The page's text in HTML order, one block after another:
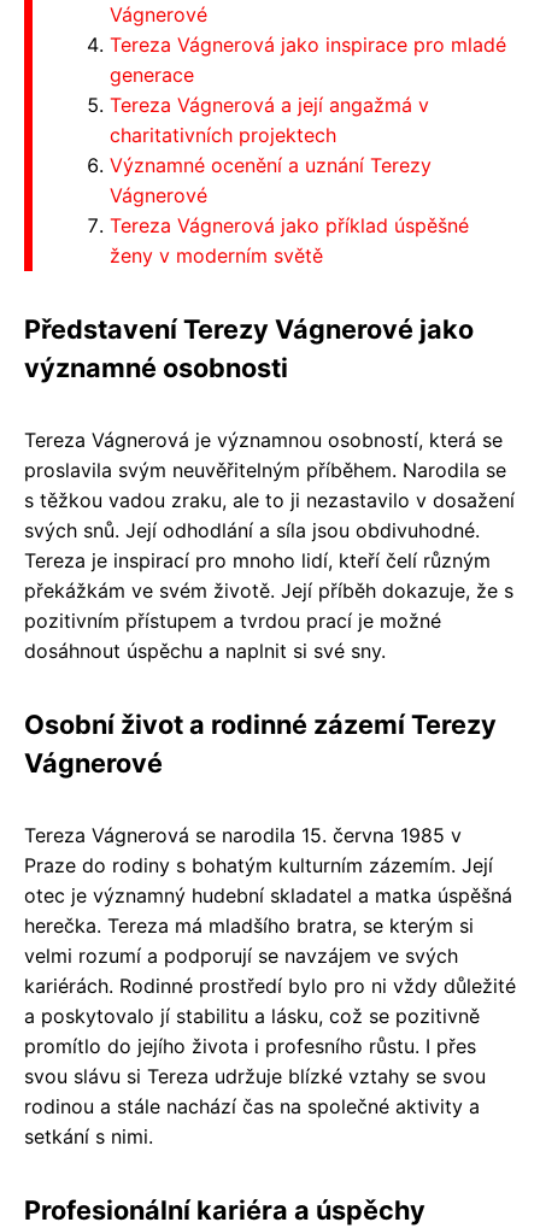
Vágnerové
Tereza Vágnerová jako inspirace pro mladé
generace
Tereza Vágnerová a její angažmá v
charitativních projektech
Významné ocenění a uznání Terezy
Vágnerové
Tereza Vágnerová jako příklad úspěšné
ženy v moderním světě
Představení Terezy Vágnerové jako
významné osobnosti
Tereza Vágnerová je významnou osobností, která se
proslavila svým neuvěřitelným příběhem. Narodila se
s těžkou vadou zraku, ale to ji nezastavilo v dosažení
svých snů. Její odhodlání a síla jsou obdivuhodné.
Tereza je inspirací pro mnoho lidí, kteří čelí různým
překážkám ve svém životě. Její příběh dokazuje, že s
pozitivním přístupem a tvrdou prací je možné
dosáhnout úspěchu a naplnit si své sny.
Osobní život a rodinné zázemí Terezy
Vágnerové
Tereza Vágnerová se narodila 15. června 1985 v
Praze do rodiny s bohatým kulturním zázemím. Její
otec je významný hudební skladatel a matka úspěšná
herečka. Tereza má mladšího bratra, se kterým si
velmi rozumí a podporují se navzájem ve svých
kariérách. Rodinné prostředí bylo pro ni vždy důležité
a poskytovalo jí stabilitu a lásku, což se pozitivně
promítlo do jejího života i profesního růstu. I přes
svou slávu si Tereza udržuje blízké vztahy se svou
rodinou a stále nachází čas na společné aktivity a
setkání s nimi.
Profesionální kariéra a úspěchy